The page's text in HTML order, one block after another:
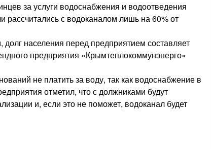
за услуги водоснабжения и водоотведения
рассчитались с водоканалом лишь на 60% от
населения перед предприятием составляет
предприятия «Крымтеплокоммунэнерго»
не платить за воду, так как водоснабжение в
отметил, что с должниками будут
и, если это не поможет, водоканал будет